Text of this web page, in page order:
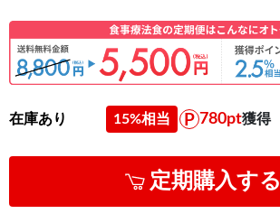
15%相当 780pt獲得
在庫あり
定期購入する